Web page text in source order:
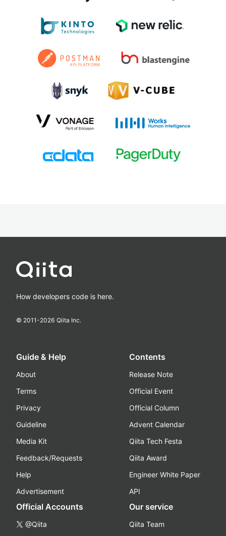
How developers code is here.
© 2011-2026 Qiita Inc.
Guide & Help
About
Terms
Privacy
Guideline
Media Kit
Feedback/Requests
Help
Advertisement
Contents
Release Note
Official Event
Official Column
Advent Calendar
Qiita Tech Festa
Qiita Award
Engineer White Paper
API
Official Accounts
@Qiita
Our service
Qiita Team